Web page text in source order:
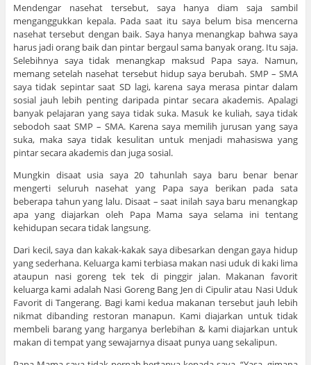
Mendengar nasehat tersebut, saya hanya diam saja sambil
menganggukkan kepala. Pada saat itu saya belum bisa mencerna
nasehat tersebut dengan baik. Saya hanya menangkap bahwa saya
harus jadi orang baik dan pintar bergaul sama banyak orang. Itu saja.
Selebihnya saya tidak menangkap maksud Papa saya. Namun,
memang setelah nasehat tersebut hidup saya berubah. SMP – SMA
saya tidak sepintar saat SD lagi, karena saya merasa pintar dalam
sosial jauh lebih penting daripada pintar secara akademis. Apalagi
banyak pelajaran yang saya tidak suka. Masuk ke kuliah, saya tidak
sebodoh saat SMP – SMA. Karena saya memilih jurusan yang saya
suka, maka saya tidak kesulitan untuk menjadi mahasiswa yang
pintar secara akademis dan juga sosial.
Mungkin disaat usia saya 20 tahunlah saya baru benar benar
mengerti seluruh nasehat yang Papa saya berikan pada sata
beberapa tahun yang lalu. Disaat – saat inilah saya baru menangkap
apa yang diajarkan oleh Papa Mama saya selama ini tentang
kehidupan secara tidak langsung.
Dari kecil, saya dan kakak-kakak saya dibesarkan dengan gaya hidup
yang sederhana. Keluarga kami terbiasa makan nasi uduk di kaki lima
ataupun nasi goreng tek tek di pinggir jalan. Makanan favorit
keluarga kami adalah Nasi Goreng Bang Jen di Cipulir atau Nasi Uduk
Favorit di Tangerang. Bagi kami kedua makanan tersebut jauh lebih
nikmat dibanding restoran manapun. Kami diajarkan untuk tidak
membeli barang yang harganya berlebihan & kami diajarkan untuk
makan di tempat yang sewajarnya disaat punya uang sekalipun.